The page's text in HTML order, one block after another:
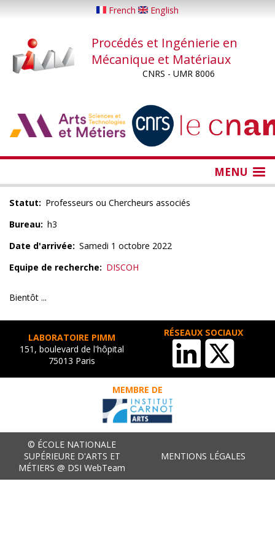
principal
French English
Procédés et Ingénierie en
Mécanique et Matériaux
CNRS - UMR 8006
MENU
Statut
Professeurs ou Chercheurs associés
Bureau h3
Date d'arrivée
Samedi 1 octobre 2022
Equipe de recherche
DISCOH
Bientôt ...
LABORATOIRE PIMM
151, boulevard de l'hôpital
75013 Paris
RÉSEAUX SOCIAUX
MEMBRE DE
© ÉCOLE NATIONALE
SUPÉRIEURE D'ARTS ET
MÉTIERS @ DSI WebTeam
MENTIONS LÉGALES